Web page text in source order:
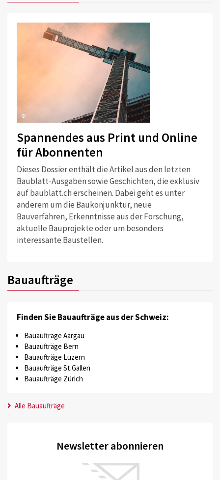
©
Spannendes aus Print und Online
für Abonnenten
Dieses Dossier enthält die Artikel aus den letzten
Baublatt-Ausgaben sowie Geschichten, die exklusiv
auf baublatt.ch erscheinen. Dabei geht es unter
anderem um die Baukonjunktur, neue
Bauverfahren, Erkenntnisse aus der Forschung,
aktuelle Bauprojekte oder um besonders
interessante Baustellen.
Bauaufträge
Finden Sie Bauaufträge aus der Schweiz:
Bauaufträge Aargau
Bauaufträge Bern
Bauaufträge Luzern
Bauaufträge St.Gallen
Bauaufträge Zürich
Alle Bauaufträge
Newsletter abonnieren